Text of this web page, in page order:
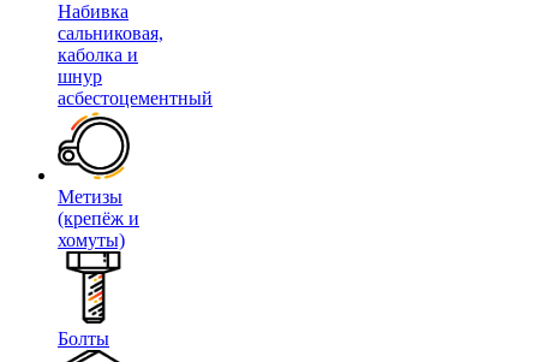
Набивка
сальниковая,
каболка и
шнур
асбестоцементный
Метизы
(крепёж и
хомуты)
Болты